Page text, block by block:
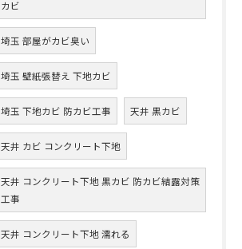
カビ
埼玉 部屋がカビ臭い
埼玉 壁紙張替え 下地カビ
埼玉 下地カビ 防カビ工事 天井 黒カビ
天井 カビ コンクリート下地
天井 コンクリート下地 黒カビ 防カビ結露対策
工事
天井 コンクリート下地 濡れる